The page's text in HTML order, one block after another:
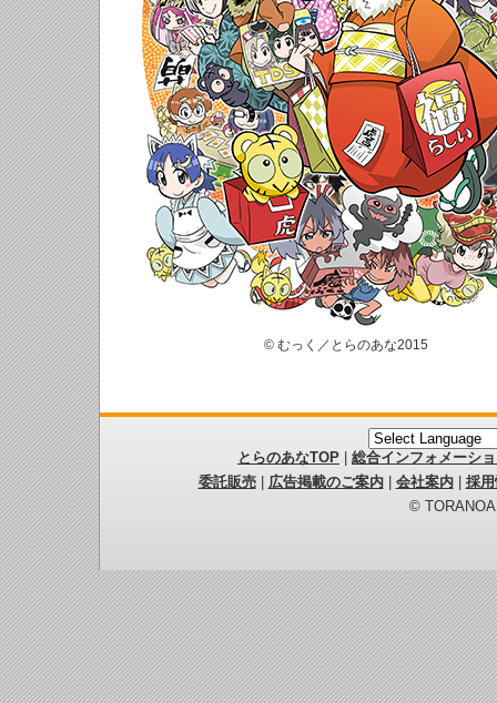
© むっく／とらのあな2015
とらのあなTOP
総合インフォメーシ
委託販売| 広告掲載のご案内| 会社案内| 採
©